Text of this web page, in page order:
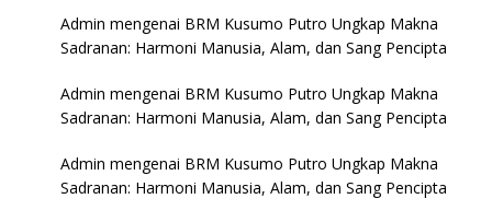
Admin mengenai BRM Kusumo Putro Ungkap Makna
Sadranan: Harmoni Manusia, Alam, dan Sang Pencipta
Admin mengenai BRM Kusumo Putro Ungkap Makna
Sadranan: Harmoni Manusia, Alam, dan Sang Pencipta
Admin mengenai BRM Kusumo Putro Ungkap Makna
Sadranan: Harmoni Manusia, Alam, dan Sang Pencipta